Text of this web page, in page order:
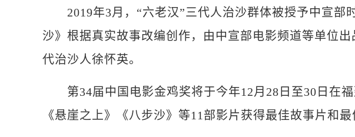
2019年3月，“六老汉”三代人治沙群体被授予中宣部
沙》根据真实故事改编创作，由中宣部电影频道等单位
代治沙人徐怀英。
第34届中国电影金鸡奖将于今年12月28日至30日在福
《悬崖之上》《八步沙》等11部影片获得最佳故事片和最